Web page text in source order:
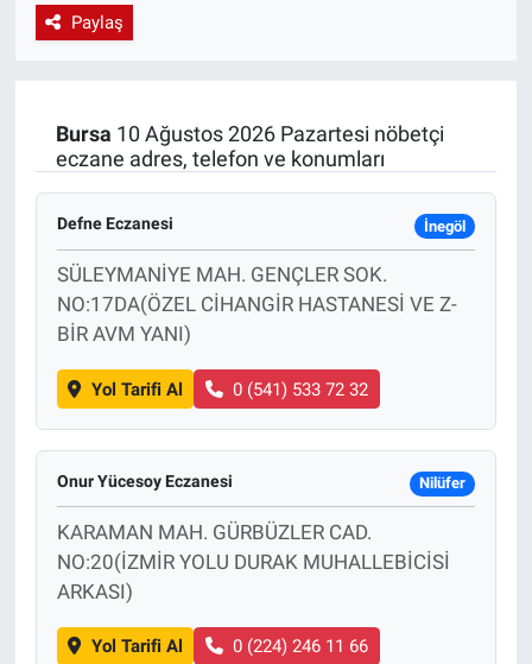
Paylaş
Bursa 10 Ağustos 2026 Pazartesi nöbetçi
eczane adres, telefon ve konumları
Defne Eczanesi İnegöl
SÜLEYMANİYE MAH. GENÇLER SOK.
NO:17DA(ÖZEL CİHANGİR HASTANESİ VE Z-
BİR AVM YANI)
Yol Tarifi Al 0 (541) 533 72 32
Onur Yücesoy Eczanesi Nilüfer
KARAMAN MAH. GÜRBÜZLER CAD.
NO:20(İZMİR YOLU DURAK MUHALLEBİCİSİ
ARKASI)
Yol Tarifi Al 0 (224) 246 11 66
EndüstriST
Endüstri 4.0 Uygulamaları
Ağır Sanayi Çözümleri